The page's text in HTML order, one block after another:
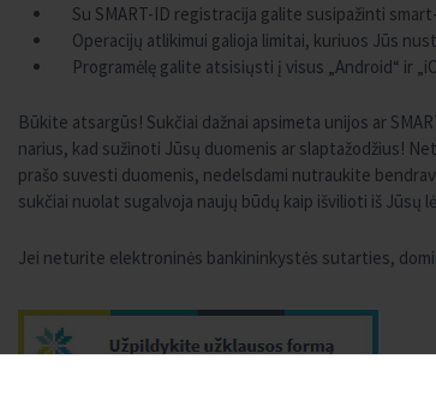
Su SMART-ID registracija galite susipažinti
Operacijų atlikimui galioja limitai, kuriuos Jūs
Programėlę galite atsisiųsti į visus „Android“ ir
Būkite atsargūs! Sukčiai dažnai apsimeta unijos ar
narius, kad sužinoti Jūsų duomenis ar slaptažodžius!
prašo suvesti duomenis, nedelsdami nutraukite
sukčiai nuolat sugalvoja naujų būdų kaip išvilioti iš Jūsų
Jei neturite elektroninės bankininkystės sutarties,